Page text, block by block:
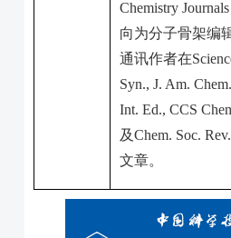
Chemistry
向为分子骨架编
通讯作者在
Syn., J. Am.
Int. Ed., CCS
及Chem. Soc. Rev.
文章。